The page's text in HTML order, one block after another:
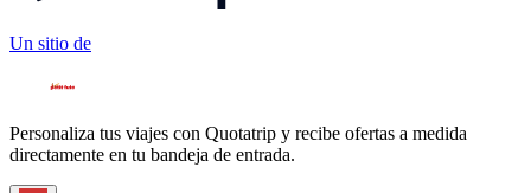
Un sitio de
Personaliza tus viajes con Quotatrip y recibe ofertas a medida
directamente en tu bandeja de entrada.